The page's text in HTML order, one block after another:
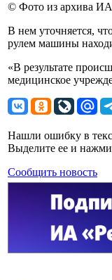
© Фото из архива ИА
В нем уточняется,
рулем машины
«В результате
медицинское
Нашли ошибку в
Выделите ее и
Сообщить новость